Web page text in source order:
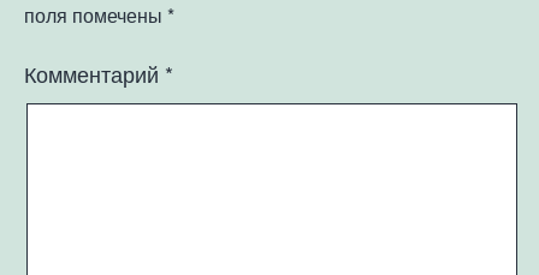
поля помечены *
Комментарий *